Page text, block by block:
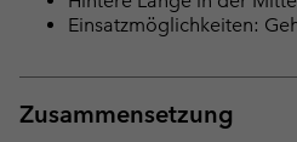
Einsatzmöglichkeiten:
Zusammensetzung